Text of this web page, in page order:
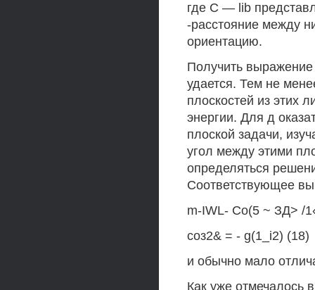
где С — lib
-расстояние между
ориентацию.
Получить
удается. Тем не
плоскостей из этих
энергии. Для д
плоской задачи,
угол между этими
определяться
Соответствующее
m-IWL- Со(5 ~ ЗД> /
соз2& = - g(1_i2) (18)
и обычно мало
Как уже отмечалось